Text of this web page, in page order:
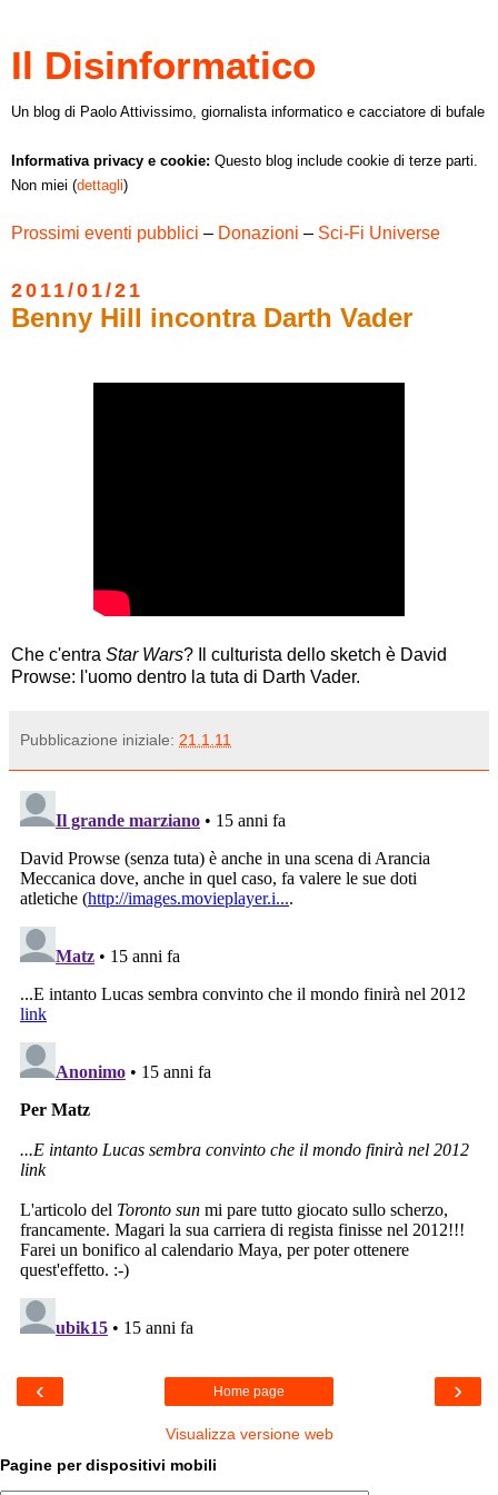
Il Disinformatico
Un blog di Paolo Attivissimo, giornalista informatico e cacciatore di bufale
Informativa privacy e cookie: Questo blog include cookie di terze parti.
Non miei (dettagli)
Prossimi eventi pubblici – Donazioni – Sci-Fi Universe
2011/01/21
Benny Hill incontra Darth Vader
Che c'entra Star Wars? Il culturista dello sketch è David
Prowse: l'uomo dentro la tuta di Darth Vader.
Pubblicazione iniziale: 21.1.11
‹ ›
Home page
Visualizza versione web
Pagine per dispositivi mobili